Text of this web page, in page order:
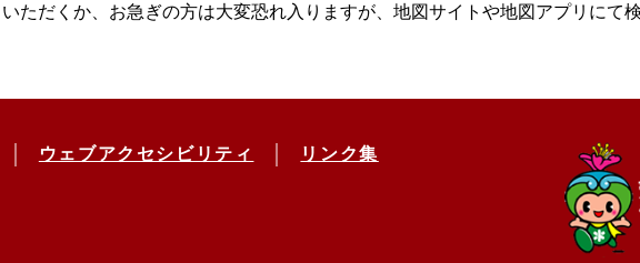
ただくか、お急ぎの方は大変恐れ入りますが、地図サイトや地図アプリにて
ウェブアクセシビリティ リンク集